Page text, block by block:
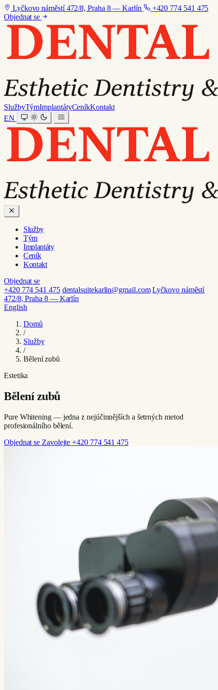
Lyčkovo náměstí 472/8, Praha 8 — Karlín
+420 774 541 475
Objednat se
SlužbyTýmImplantátyCeníkKontakt
EN
Služby
Tým
Implantáty
Ceník
Kontakt
Objednat se
+420 774 541 475 dentalsuitekarlin@gmail.com Lyčkovo náměstí
472/8, Praha 8 — Karlín
English
Domů
/
Služby
/
Bělení zubů
Estetika
Bělení zubů
Pure Whitening — jedna z nejúčinnějších a šetrných metod
profesionálního bělení.
Objednat se Zavolejte +420 774 541 475